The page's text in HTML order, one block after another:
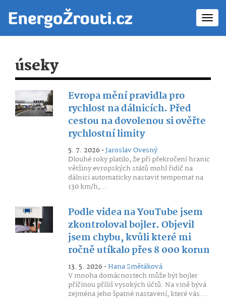
úseky
Evropa mění pravidla pro
rychlost na dálnicích. Před
cestou na dovolenou si ověřte
rychlostní limity
5. 7. 2026 •Jaroslav Ovesný
Dlouhé roky platilo, že při překročení hranic
většiny evropských států mohl řidič na
dálnici automaticky nastavit tempomat na
130 km/h,...
Podle videa na YouTube jsem
zkontroloval bojler. Objevil
jsem chybu, kvůli které mi
ročně utíkalo přes 8 000 korun
13. 5. 2026 •Hana Smětáková
V mnoha domácnostech může být bojler
příčinou příliš vysokých účtů. Na vině bývá
zejména jeho špatné nastavení, které vás...